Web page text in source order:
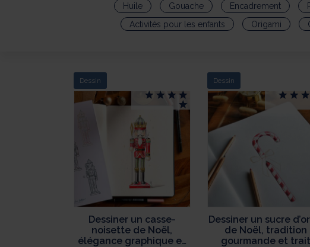
Huile
Gouache Encadrement
Activités pour les enfants
Origami
Dessin
Dessiner un casse-
noisette de Noël,
élégance graphique et
Dessin
Dessiner un sucre
de Noël, tradition
gourmande et trait